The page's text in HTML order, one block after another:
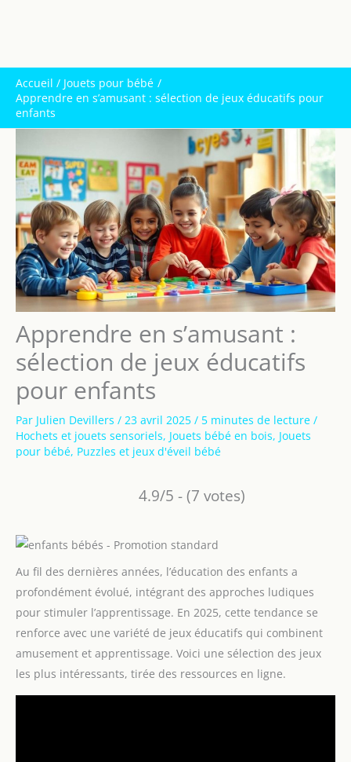
Accueil
Jouets pour bébé
Apprendre en s’amusant : sélection de jeux éducatifs pour
enfants
Apprendre en s’amusant :
sélection de jeux éducatifs
pour enfants
Par Julien Devillers / 23 avril 2025 / 5 minutes de lecture /
Hochets et jouets sensoriels, Jouets bébé en bois, Jouets
pour bébé, Puzzles et jeux d'éveil bébé
4.9/5 - (7 votes)
Au fil des dernières années, l’éducation des enfants a
profondément évolué, intégrant des approches ludiques
pour stimuler l’apprentissage. En 2025, cette tendance se
renforce avec une variété de jeux éducatifs qui combinent
amusement et apprentissage. Voici une sélection des jeux
les plus intéressants, tirée des ressources en ligne.